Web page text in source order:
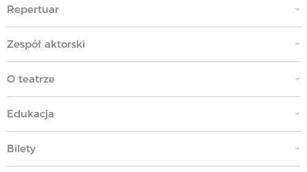
Repertuar
Zespół aktorski
O teatrze
Edukacja
Bilety